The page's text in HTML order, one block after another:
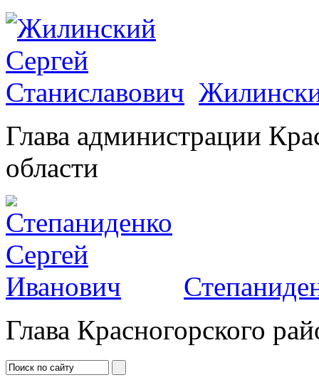
Глава администрации
области
Глава Красногорского